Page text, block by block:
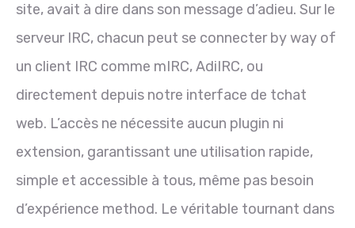
site, avait à dire dans son message d’adieu. Sur le
serveur IRC, chacun peut se connecter by way of
un client IRC comme mIRC, AdiIRC, ou
directement depuis notre interface de tchat
web. L’accès ne nécessite aucun plugin ni
extension, garantissant une utilisation rapide,
simple et accessible à tous, même pas besoin
d’expérience method. Le véritable tournant dans